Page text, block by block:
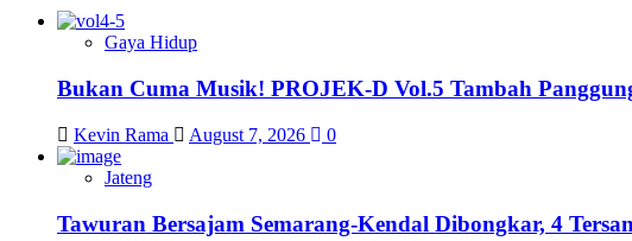
Gaya Hidup
Bukan Cuma Musik! PROJEK-D Vol.5 Tambah
Kevin Rama August 7, 2026 0
Jateng
Tawuran Bersajam Semarang-Kendal Dibongkar, 4